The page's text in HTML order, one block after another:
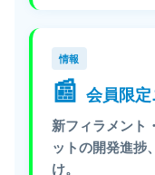
情報
📰 会員限
新フィラメント
ットの開発進捗
け。